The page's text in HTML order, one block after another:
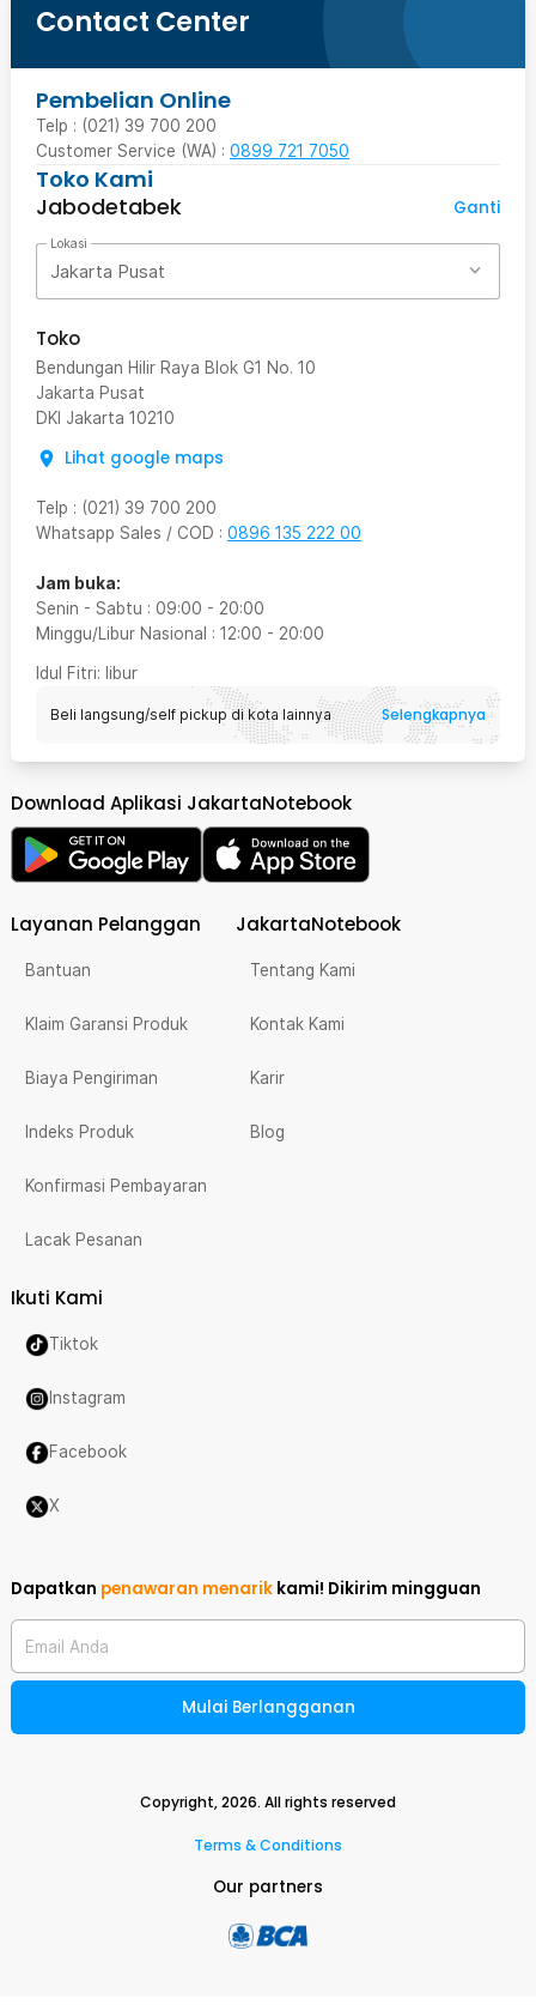
Contact Center
Pembelian Online
Telp : (021) 39 700 200
Customer Service (WA) : 0899 721 7050
Toko Kami
Jabodetabek
Ganti
Lokasi
Jakarta Pusat
Toko
Bendungan Hilir Raya Blok G1 No. 10
Jakarta Pusat
DKI Jakarta 10210
Lihat google maps
Telp : (021) 39 700 200
Whatsapp Sales / COD : 0896 135 222 00
Jam buka:
Senin - Sabtu : 09:00 - 20:00
Minggu/Libur Nasional : 12:00 - 20:00
Idul Fitri: libur
Beli langsung/self pickup di kota lainnya Selengkapnya
Download Aplikasi JakartaNotebook
Layanan Pelanggan
Bantuan
Klaim Garansi Produk
Biaya Pengiriman
Indeks Produk
Konfirmasi Pembayaran
Lacak Pesanan
JakartaNotebook
Tentang Kami
Kontak Kami
Karir
Blog
Ikuti Kami
Tiktok
Instagram
Facebook
X
Dapatkan penawaran menarik kami! Dikirim mingguan
Email Anda
Mulai Berlangganan
Copyright,2026. All rights reserved
Terms & Conditions
Our partners